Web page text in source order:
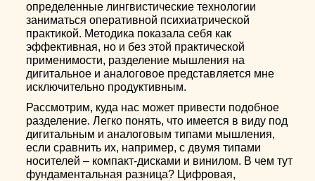
определенные лингвистические технологии
заниматься оперативной психиатрической
практикой. Методика показала себя как
эффективная, но и без этой практической
применимости, разделение мышления на
дигитальное и аналоговое представляется мне
исключительно продуктивным.
Рассмотрим, куда нас может привести подобное
разделение. Легко понять, что имеется в виду под
дигитальным и аналоговым типами мышления,
если сравнить их, например, с двумя типами
носителей – компакт-дисками и винилом. В чем тут
фундаментальная разница? Цифровая,